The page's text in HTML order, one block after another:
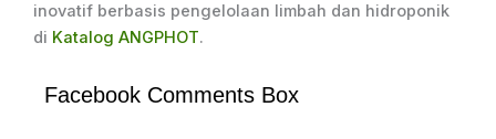
inovatif berbasis pengelolaan limbah dan hidroponik
di Katalog ANGPHOT.
Facebook Comments Box